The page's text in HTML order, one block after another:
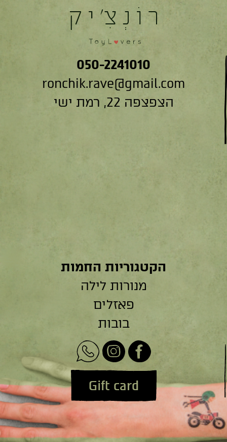
050-2241010
ronchik.rave@gmail.com
הצפצפה 22, רמת ישי
הקטגוריות החמות
מנורות לילה
פאזלים
בובות
Gift card